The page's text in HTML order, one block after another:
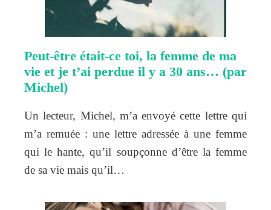
Peut-être était-ce toi, la femme de ma
vie et je t’ai perdue il y a 30 ans… (par
Michel)
Un lecteur, Michel, m’a envoyé cette lettre qui
m’a remuée : une lettre adressée à une femme
qui le hante, qu’il soupçonne d’être la femme
de sa vie mais qu’il…